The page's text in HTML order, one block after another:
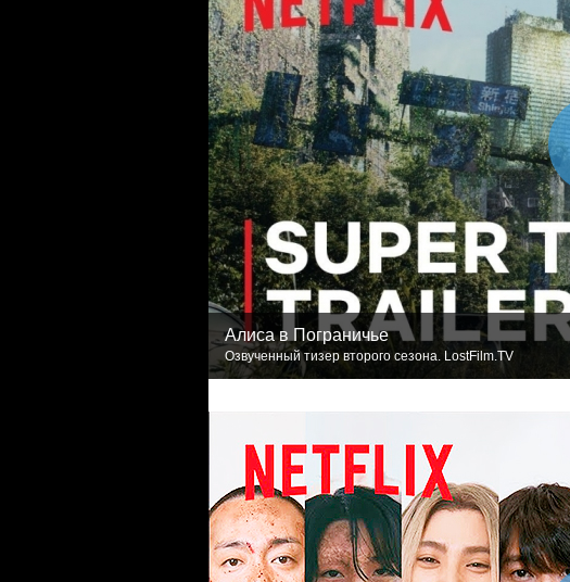
Алиса в Пограничье
Озвученный тизер второго сезона. LostFilm.TV